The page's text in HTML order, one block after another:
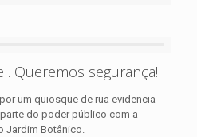
Queremos segurança!
um quiosque de rua evidencia
do poder público com a
Jardim Botânico.